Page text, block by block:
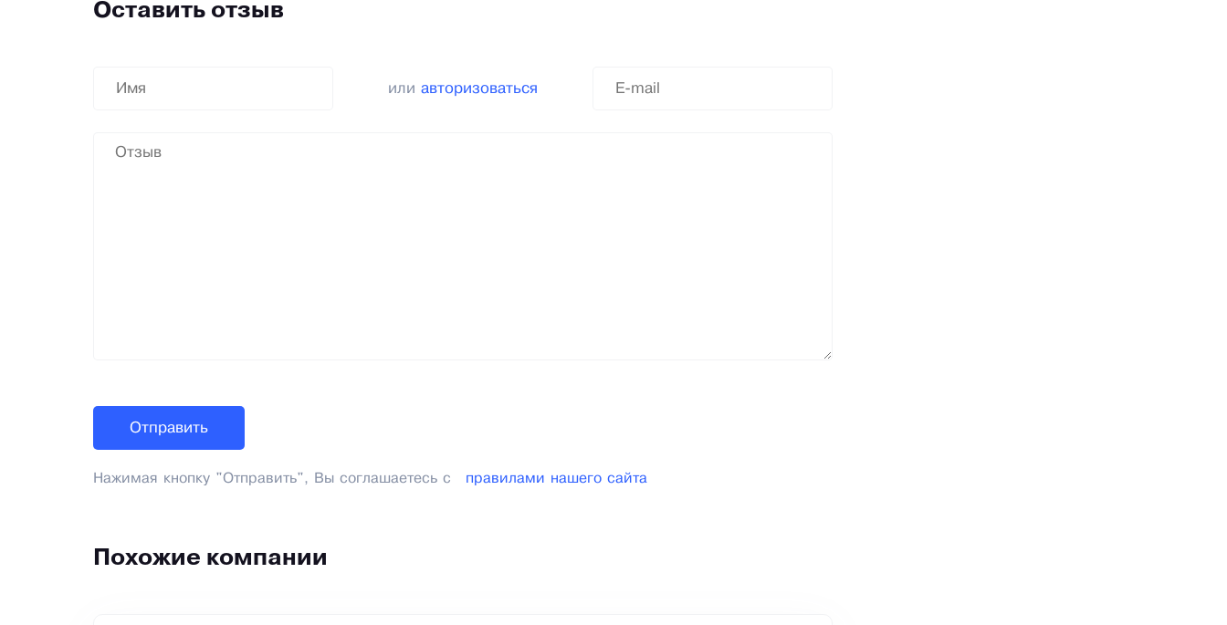
Оставить отзыв
или авторизоваться
Нажимая кнопку "Отправить", Вы соглашаетесь с правилами нашего сайта
Похожие компании